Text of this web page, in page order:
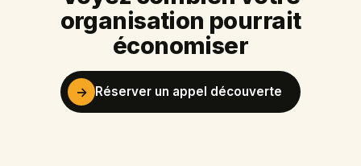
organisation pourrait
économiser
→ Réserver un appel découverte